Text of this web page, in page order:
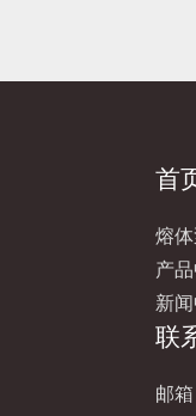
首
熔
产
新
联
邮箱